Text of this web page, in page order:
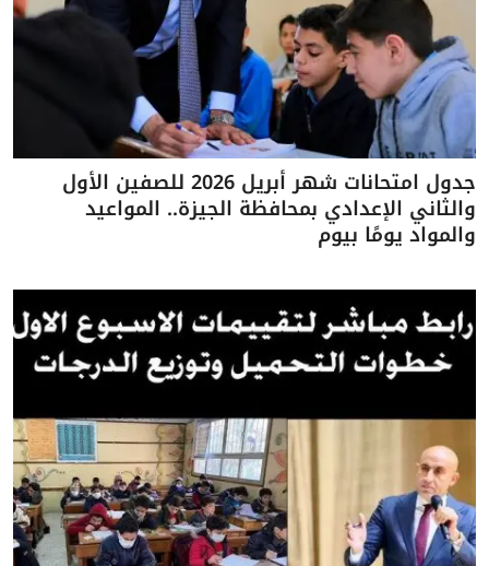
جدول امتحانات شهر أبريل 2026 للصفين الأول
والثاني الإعدادي بمحافظة الجيزة.. المواعيد
والمواد يومًا بيوم